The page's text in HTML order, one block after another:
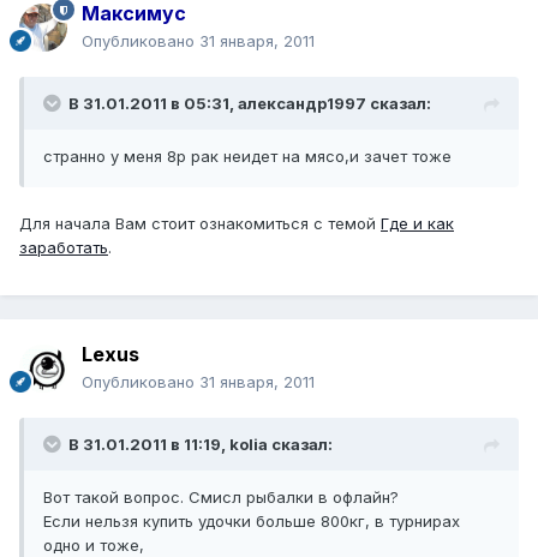
Максимус
Опубликовано 31 января, 2011
В 31.01.2011 в 05:31, александр1997 сказал:
странно у меня 8р рак неидет на мясо,и зачет тоже
Для начала Вам стоит ознакомиться с темой Где и как
заработать.
Lexus
Опубликовано 31 января, 2011
В 31.01.2011 в 11:19, kolia сказал:
Вот такой вопрос. Смисл рыбалки в офлайн?
Если нельзя купить удочки больше 800кг, в турнирах
одно и тоже,